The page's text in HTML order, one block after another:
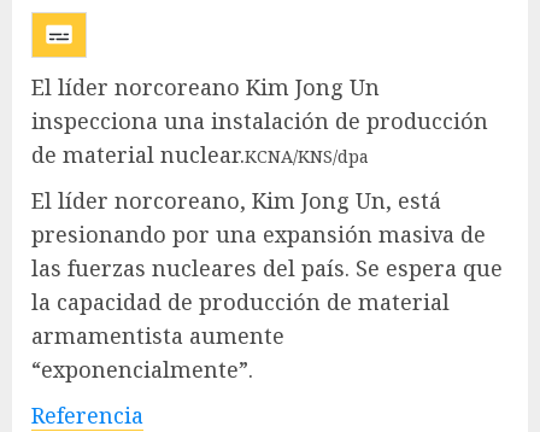
El líder norcoreano Kim Jong Un
inspecciona una instalación de producción
de material nuclear.KCNA/KNS/dpa
El líder norcoreano, Kim Jong Un, está
presionando por una expansión masiva de
las fuerzas nucleares del país. Se espera que
la capacidad de producción de material
armamentista aumente
“exponencialmente”.
Referencia